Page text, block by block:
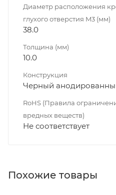
Диаметр расположения
глухого отверстия M3 (мм)
38.0
Толщина (мм)
10.0
Конструкция
Черный
RoHS (Правила
вредных веществ)
Не соответствует
Похожие товары